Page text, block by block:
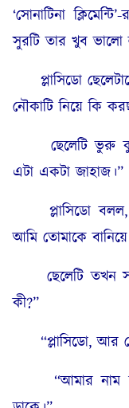
‘সোনাটিনা
সুরটি তার খুব ভালো
প্লাসিডো
নৌকাটি নিয়ে কি
ছেলেটি ভুরু
এটা একটা জাহাজ।”
প্লাসিডো বলল,
আমি তোমাকে
ছেলেটি তখন
কী?”
“প্লাসিডো, আর
“আমার নাম